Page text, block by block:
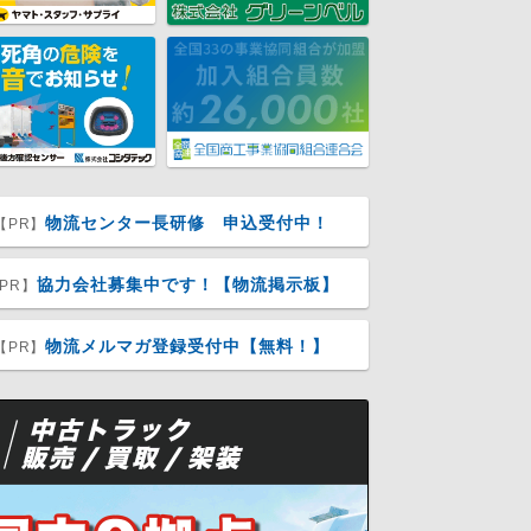
PR】物流センター長研修 申込受付中！
】 協力会社募集中です！【物流掲示板】
PR】物流メルマガ登録受付中【無料！】